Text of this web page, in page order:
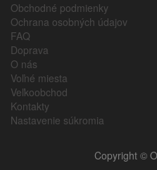
Obchodné podmienky
Ochrana osobných údajov
FAQ
Doprava
O nás
Voľné miesta
Veľkoobchod
Kontakty
Nastavenie súkromia
Copyright ©